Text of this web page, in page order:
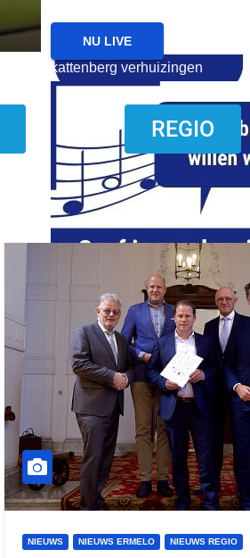
dierenkliniekputten
kattenberg verhuizingen
word vrijwilliger (1)
refreshed webdesign putten
NU LIVE
REGIO
NIEUWS NIEUWS ERMELO NIEUWS REGIO